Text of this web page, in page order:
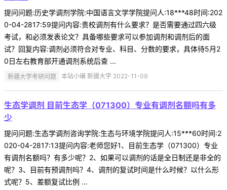
提问问题:历史学调剂学院:中国语言文学学院提问人:18***48时间:202
0-04-2817:59提问内容:贵校调剂有什么要求？是否需要通过四六级
考试，和必须发表论文？具备哪些要求可以参加调剂和调剂后的面
试？回复内容:调剂必须符合对专业、科目、分数的要求，具体待5月2
0日左右教育部开通调剂系统后查 ...
新疆大学考研问题 本站小编 新疆大学 2022-11-09
生态学调剂 目前生态学（071300）专业有调剂名额吗有多
少
提问问题:生态学调剂咨询学院:生态与环境学院提问人:15***60时间:2
020-04-2817:13提问内容:老师您好1、目前生态学（071300）专业
有调剂名额吗？有多少呢？2、如果可以调剂的话是全日制还是非全的
呢？3、目前有预调剂吗？4、调剂的复试时间是什么时候？以什么形
式呢？5、差额复试比例 ...